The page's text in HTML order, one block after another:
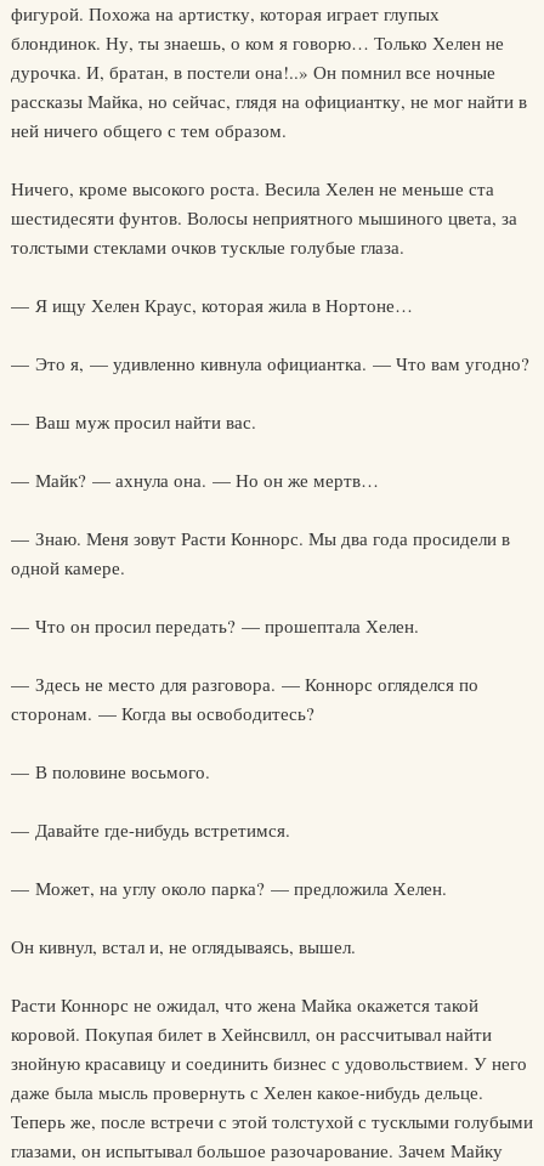
фигурой. Похожа на артистку, которая играет глупых
блондинок. Ну, ты знаешь, о ком я говорю… Только Хелен не
дурочка. И, братан, в постели она!..» Он помнил все ночные
рассказы Майка, но сейчас, глядя на официантку, не мог найти в
ней ничего общего с тем образом.
Ничего, кроме высокого роста. Весила Хелен не меньше ста
шестидесяти фунтов. Волосы неприятного мышиного цвета, за
толстыми стеклами очков тусклые голубые глаза.
— Я ищу Хелен Краус, которая жила в Нортоне…
— Это я, — удивленно кивнула официантка. — Что вам угодно?
— Ваш муж просил найти вас.
— Майк? — ахнула она. — Но он же мертв…
— Знаю. Меня зовут Расти Коннорс. Мы два года просидели в
одной камере.
— Что он просил передать? — прошептала Хелен.
— Здесь не место для разговора. — Коннорс огляделся по
сторонам. — Когда вы освободитесь?
— В половине восьмого.
— Давайте где-нибудь встретимся.
— Может, на углу около парка? — предложила Хелен.
Он кивнул, встал и, не оглядываясь, вышел.
Расти Коннорс не ожидал, что жена Майка окажется такой
коровой. Покупая билет в Хейнсвилл, он рассчитывал найти
знойную красавицу и соединить бизнес с удовольствием. У него
даже была мысль провернуть с Хелен какое-нибудь дельце.
Теперь же, после встречи с этой толстухой с тусклыми голубыми
глазами, он испытывал большое разочарование. Зачем Майку